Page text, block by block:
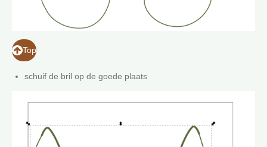
Top
schuif de bril op de goede plaats